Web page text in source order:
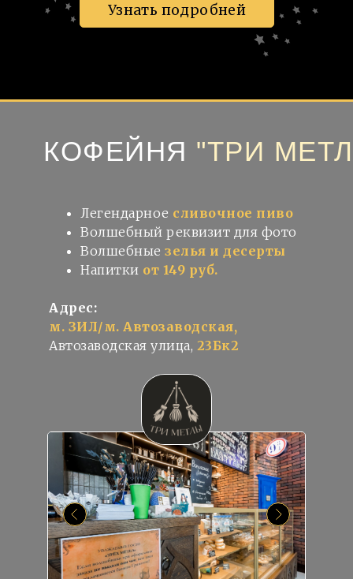
Узнать подробней
Легендарное сливочное пиво
Волшебный реквизит для фото
Волшебные зелья и десерты
Напитки от 149 руб.
Адрес:
м. ЗИЛ/м. Автозаводская,
Автозаводская улица, 23Бк2
КОФЕЙНЯ "ТРИ